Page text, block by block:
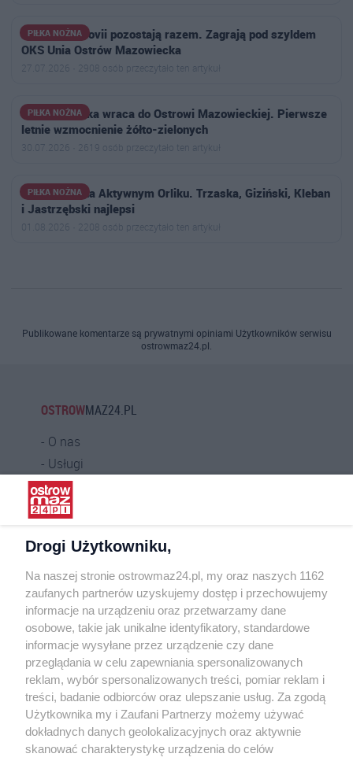
PIŁKA NOŻNA
Piłkarki Ostrovii pozostają razem. Zagrają pod szyldem
OKS Unia Ostrów Mazowiecka
27.07.2026 · 2908 osób przeczytało ten artykuł
PIŁKA NOŻNA
Jakub Choinka wraca do Ostrowi Mazowieckiej. Pierwsze
letnie wzmocnienie żółto-zielonych
30.07.2026 · 2619 osób przeczytało ten artykuł
PIŁKA NOŻNA
Siatkonoga na Aktywnym Orliku. Trzaska, Giziński, Kleban
i Jastrzębski najlepsi
01.08.2026 · 2208 osób przeczytało ten artykuł
Publikowane komentarze są prywatnymi opiniami Użytkowników serwisu
ostrowmaz24.pl.
OSTROWMAZ24.PL
O nas
Usługi
Praca
Warunki korzystania
Kontakt
INFORMATOR
Bankomaty
Msze święte
Nocna pomoc lekarska
Taxi
REKLAMA
Banery i artykuły
Drogi Użytkowniku,
Na naszej stronie ostrowmaz24.pl, my oraz naszych 1162
zaufanych partnerów uzyskujemy dostęp i przechowujemy
informacje na urządzeniu oraz przetwarzamy dane
osobowe, takie jak unikalne identyfikatory, standardowe
informacje wysyłane przez urządzenie czy dane
przeglądania w celu zapewniania spersonalizowanych
reklam, wybór spersonalizowanych treści, pomiar reklam i
treści, badanie odbiorców oraz ulepszanie usług. Za zgodą
Użytkownika my i Zaufani Partnerzy możemy używać
dokładnych danych geolokalizacyjnych oraz aktywnie
skanować charakterystykę urządzenia do celów